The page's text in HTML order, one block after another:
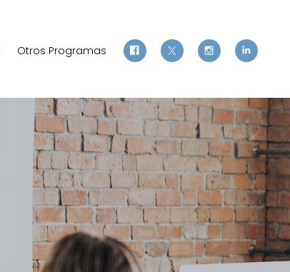
Otros Programas